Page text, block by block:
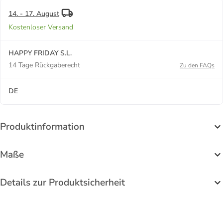
14. - 17. August
Kostenloser Versand
HAPPY FRIDAY S.L.
14 Tage Rückgaberecht
Zu den FAQs
DE
Produktinformation
Maße
Details zur Produktsicherheit